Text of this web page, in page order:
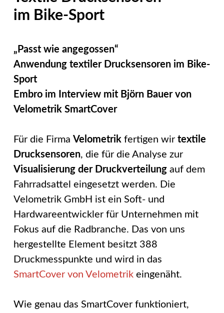
im Bike-Sport
„Passt wie angegossen“
Anwendung textiler Drucksensoren im Bike-
Sport
Embro im Interview mit Björn Bauer von
Velometrik SmartCover
Für die Firma Velometrikfertigen wir textile
Drucksensoren, die für die Analyse zur
Visualisierung der Druckverteilungauf dem
Fahrradsattel eingesetzt werden. Die
Velometrik GmbH ist ein Soft- und
Hardwareentwickler für Unternehmen mit
Fokus auf die Radbranche. Das von uns
hergestellte Element besitzt 388
Druckmesspunkte und wird in das
SmartCover von Velometrikeingenäht.
Wie genau das SmartCover funktioniert,